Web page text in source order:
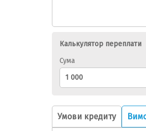
Калькулятор переплати
Сума
Умови кредиту